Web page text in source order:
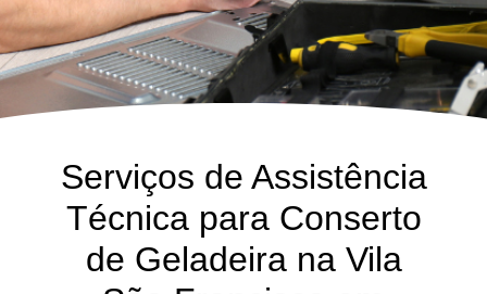
Serviços de Assistência
Técnica para Conserto
de Geladeira na Vila